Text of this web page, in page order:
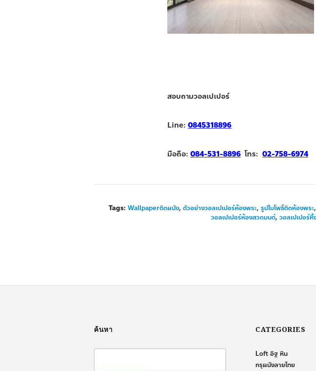
สอบถามวอลเปเปอร์
Line: 0845318896
มือถือ: 084-531-8896 โทร: 02-758-6974
Tags: Wallpaperติดผนัง, ตัวอย่างวอลเปเปอร์ห้องพระ, รูปใบโพธิ์ติดห้องพระ,
วอลเปเปอร์ห้องสวดมนต์, วอลเปเปอร์หิ้
ค้นหา CATEGORIES
Loft อิฐ หิน
กรุผนังลายไทย